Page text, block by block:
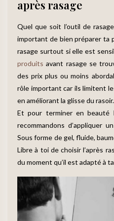
après rasage
Quel que soit l’outil de
important de bien préparer ta
rasage surtout si elle est
produits avant rasage se
des prix plus ou moins
rôle important car ils limitent
en améliorant la glisse du rasoir.
Et pour terminer en
recommandons d’appliquer
Sous forme de gel, fluide,
Libre à toi de choisir l’après
du moment qu’il est adapté à